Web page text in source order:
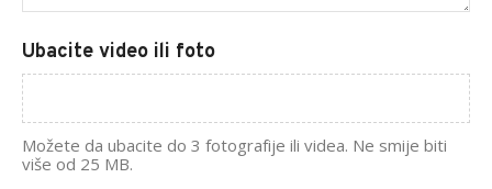
Ubacite video ili foto
Možete da ubacite do 3 fotografije ili videa. Ne smije biti
više od 25 MB.